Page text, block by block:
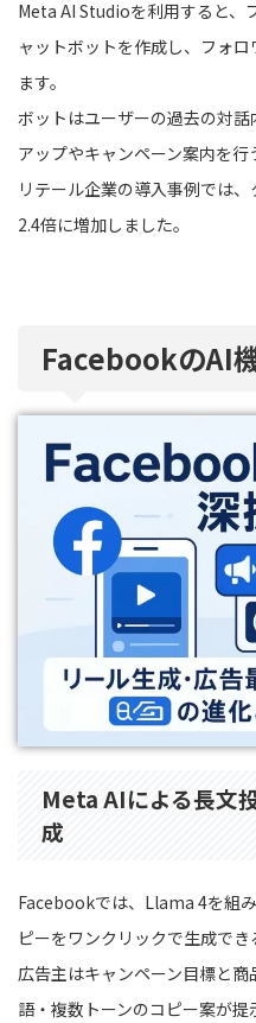
Meta AI Studioを利用すると、
ャットボットを作成し、フォ
ます。
ボットはユーザーの過去の対
アップやキャンペーン案内を行
リテール企業の導入事例では
2.4倍に増加しました。
FacebookのAI
Meta AIによる長文
成
Facebookでは、Llama 4を組
ピーをワンクリックで生成でき
広告主はキャンペーン目標と
語・複数トーンのコピー案が提